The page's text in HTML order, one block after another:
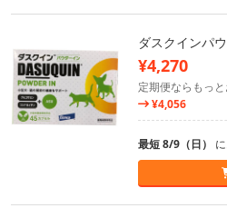
ダスクインパ
¥4,270
定期便ならもっと
¥4,056
最短 8/9（日）